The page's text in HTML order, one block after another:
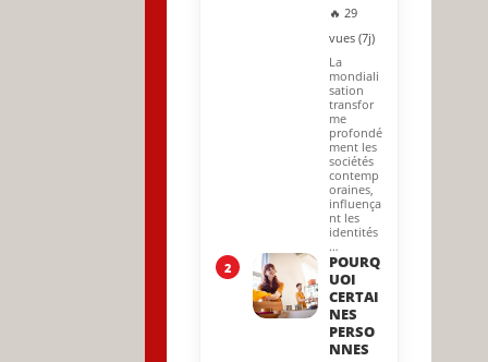
🔥 29
vues (7j)
La
mondiali
sation
transfor
me
profondé
ment les
sociétés
contemp
oraines,
influença
nt les
identités
…
2
POURQ
UOI
CERTAI
NES
PERSO
NNES